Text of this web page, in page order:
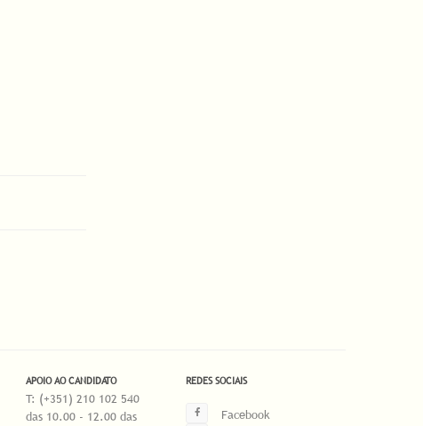
APOIO AO CANDIDATO
T: (+351) 210 102 540
das 10.00 - 12.00 das
REDES SOCIAIS
Facebook